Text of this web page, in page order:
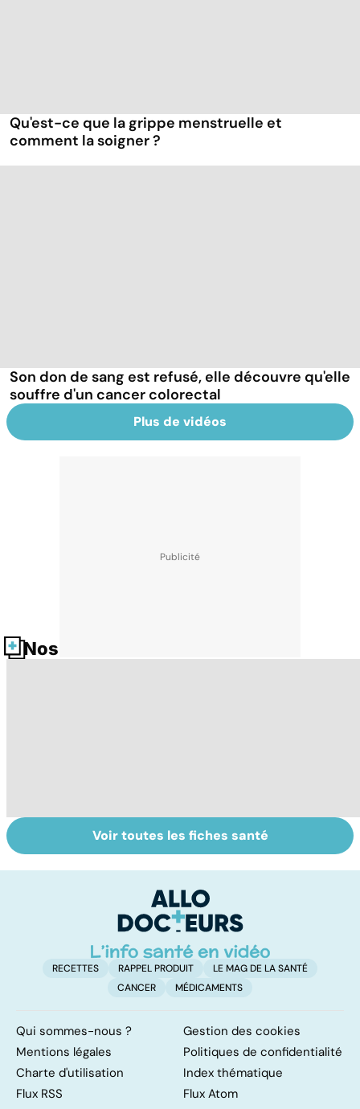
Qu'est-ce que la grippe menstruelle et
comment la soigner ?
Son don de sang est refusé, elle découvre qu'elle
souffre d'un cancer colorectal
Plus de vidéos
Nos fiches santé
Tout savoir sur
les infections
Donner son corps
à la science
Voir toutes les fiches santé
RECETTES RAPPEL PRODUIT
LE MAG DE LA SANTÉ
CANCER
MÉDICAMENTS
Qui sommes-nous ?
Gestion des cookies
Mentions légales
Politiques de confidentialité
Charte d'utilisation
Index thématique
Flux RSS
Flux Atom